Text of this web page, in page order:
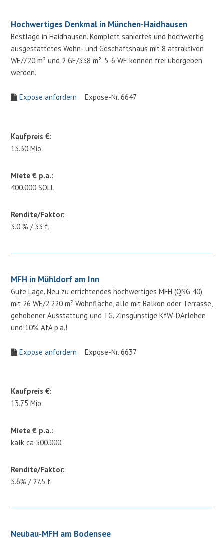
Hochwertiges Denkmal in München-Haidhausen
Bestlage in Haidhausen. Komplett saniertes und hochwertig
ausgestattetes Wohn- und Geschäftshaus mit 8 attraktiven
WE/720 m² und 2 GE/338 m². 5-6 WE können frei übergeben
werden.
Expose anfordern Expose-Nr. 6647
Kaufpreis €:
13.30 Mio
Miete € p.a.:
400.000 SOLL
Rendite/Faktor:
3.0 % / 33 f.
MFH in Mühldorf am Inn
Gute Lage. Neu zu errichtendes hochwertiges MFH (QNG 40)
mit 26 WE/2.220 m² Wohnfläche, alle mit Balkon oder Terrasse,
gehobener Ausstattung und TG. Zinsgünstige KfW-DArlehen
und 10% AfA p.a.!
Expose anfordern Expose-Nr. 6637
Kaufpreis €:
13.75 Mio
Miete € p.a.:
kalk ca 500.000
Rendite/Faktor:
3.6% / 27.5 f.
Neubau-MFH am Bodensee